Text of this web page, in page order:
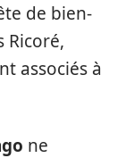
de bien-
Ricoré,
associés à
ne